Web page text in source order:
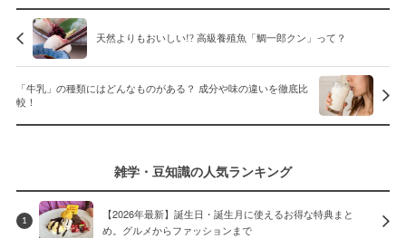
天然よりもおいしい!? 高級養殖魚「鯛一郎クン」って？
「牛乳」の種類にはどんなものがある？ 成分や味の違いを徹底比
較！
雑学・豆知識の人気ランキング
1
【2026年最新】誕生日・誕生月に使えるお得な特典まと
め。グルメからファッションまで